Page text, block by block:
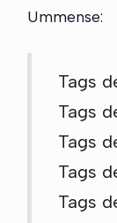
Ummense:
Tags
Tags
Tags
Tags
Tags